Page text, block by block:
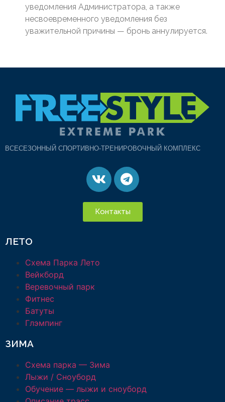
уведомления Администратора, а также
несвоевременного уведомления без
уважительной причины — бронь аннулируется.
ВСЕСЕЗОННЫЙ СПОРТИВНО-ТРЕНИРОВОЧНЫЙ КОМПЛЕКС
Контакты
ЛЕТО
Схема Парка Лето
Вейкборд
Веревочный парк
Фитнес
Батуты
Глэмпинг
ЗИМА
Схема парка — Зима
Лыжи / Сноуборд
Обучение — лыжи и сноуборд